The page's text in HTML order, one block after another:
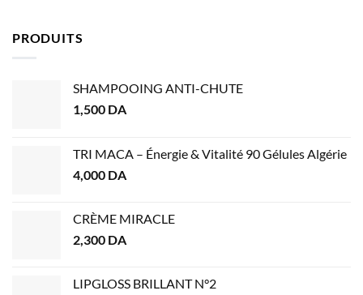
PRODUITS
SHAMPOOING ANTI-CHUTE
1,500 DA
TRI MACA – Énergie & Vitalité 90 Gélules Algérie
4,000 DA
CRÈME MIRACLE
2,300 DA
LIPGLOSS BRILLANT N°2